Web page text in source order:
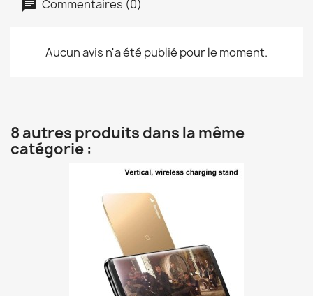
Commentaires (0)
Aucun avis n'a été publié pour le moment.
8 autres produits dans la même
catégorie :